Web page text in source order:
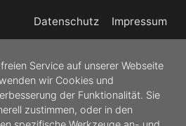
Service auf unserer Webseite
wir Cookies und
der Funktionalität. Sie
zustimmen, oder in den
Datenschutz Impressum